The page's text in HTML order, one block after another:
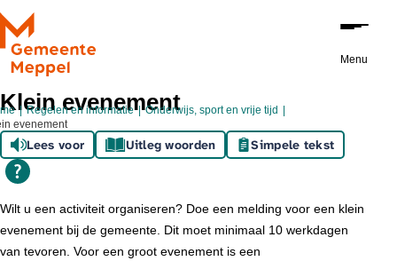
Ga naar de inhoud
Menu
Regelen en informatie
Onderwijs, sport en vrije tijd
evenement
Klein evenement
Lees voor Uitleg woorden Simpele tekst
Wilt u een activiteit organiseren? Doe een melding voor een klein
evenement bij de gemeente. Dit moet minimaal 10 werkdagen
van tevoren. Voor een groot evenement is een